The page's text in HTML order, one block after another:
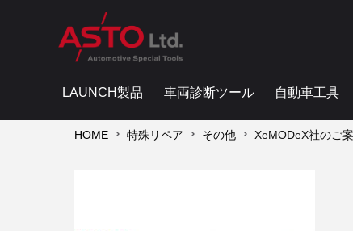
LAUNCH製品 車両診断ツール 自動車工具
HOME 特殊リペア その他 XeMODeX社のご